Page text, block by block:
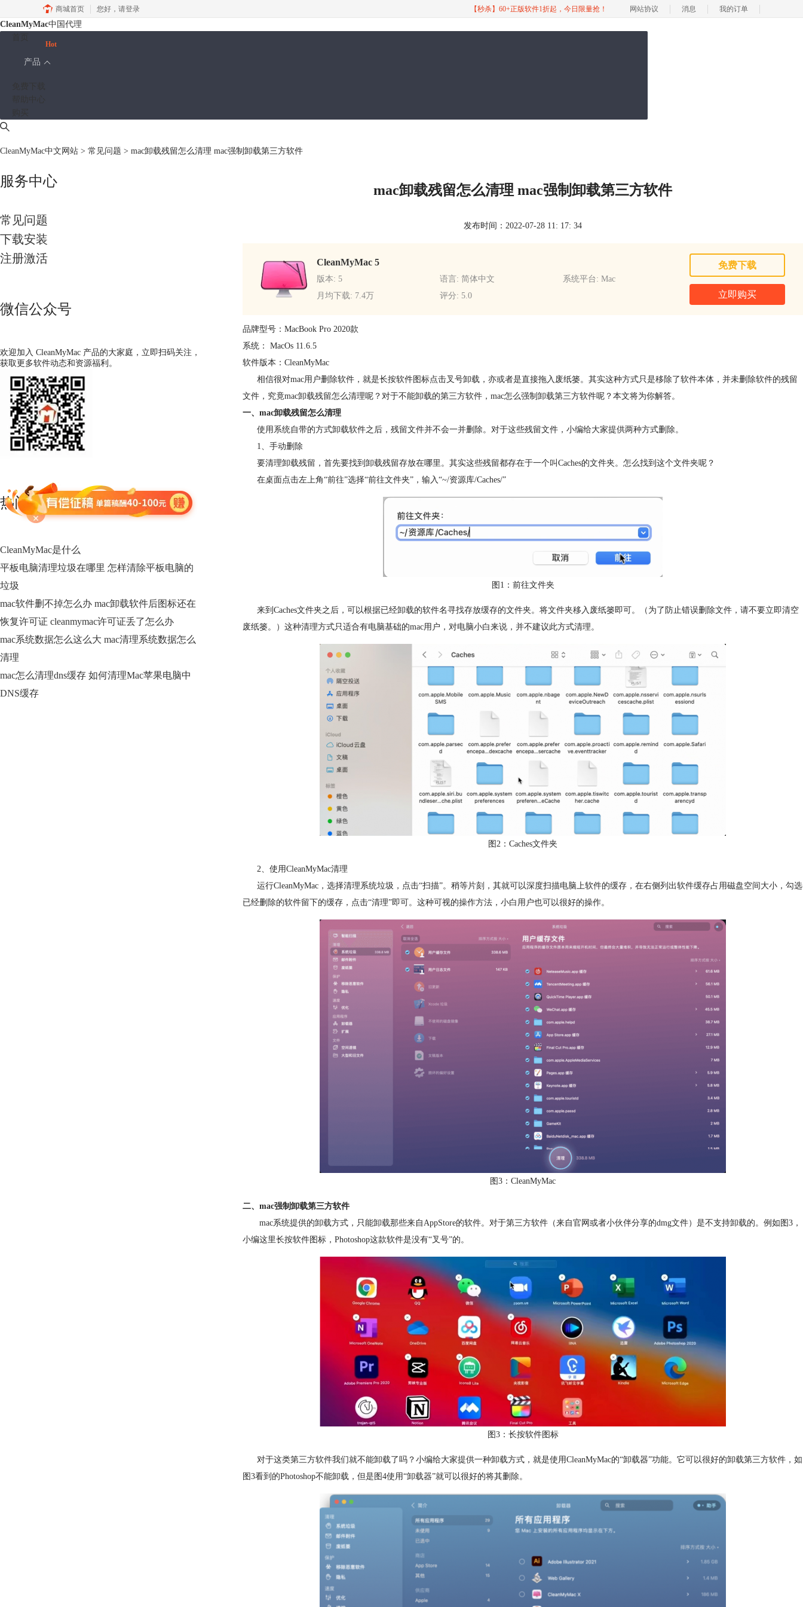
商城首页 您好， 请登录 【秒杀】60+正版软件1折起，今日限量抢！ 网站协议 消息 我的订单
CleanMyMac中国代理
产品
Hot
CleanMyMac中文网站 > 常见问题 > mac卸载残留怎么清理 mac强制卸载第三方软件
服务中心
常见问题
下载安装
注册激活
微信公众号
欢迎加入 CleanMyMac 产品的大家庭，立即扫码关注，
获取更多软件动态和资源福利。
热门文章
CleanMyMac是什么
平板电脑清理垃圾在哪里 怎样清除平板电脑的
垃圾
mac软件删不掉怎么办 mac卸载软件后图标还在
恢复许可证 cleanmymac许可证丢了怎么办
mac系统数据怎么这么大 mac清理系统数据怎么
清理
mac怎么清理dns缓存 如何清理Mac苹果电脑中
DNS缓存
mac卸载残留怎么清理 mac强制卸载第三方软件
发布时间：2022-07-28 11: 17: 34
CleanMyMac 5
版本: 5 语言: 简体中文
系统平台: Mac
月均下载: 7.4万
评分: 5.0
免费下载
立即购买
品牌型号：MacBook Pro 2020款
系统： MacOs 11.6.5
软件版本：CleanMyMac
相信很对mac用户删除软件，就是长按软件图标点击叉号卸载，亦或者是直接拖入废纸篓。其实这种方式只是移除了软件本体，并未删除软件的残留
文件，究竟mac卸载残留怎么清理呢？对于不能卸载的第三方软件，mac怎么强制卸载第三方软件呢？本文将为你解答。
一、mac卸载残留怎么清理
使用系统自带的方式卸载软件之后，残留文件并不会一并删除。对于这些残留文件，小编给大家提供两种方式删除。
1、手动删除
要清理卸载残留，首先要找到卸载残留存放在哪里。其实这些残留都存在于一个叫Caches的文件夹。怎么找到这个文件夹呢？
在桌面点击左上角“前往”选择“前往文件夹”，输入“~/资源库/Caches/”
图1：前往文件夹
来到Caches文件夹之后，可以根据已经卸载的软件名寻找存放缓存的文件夹。将文件夹移入废纸篓即可。（为了防止错误删除文件，请不要立即清空
废纸篓。）这种清理方式只适合有电脑基础的mac用户，对电脑小白来说，并不建议此方式清理。
图2：Caches文件夹
2、使用CleanMyMac清理
运行CleanMyMac，选择清理系统垃圾，点击“扫描”。稍等片刻，其就可以深度扫描电脑上软件的缓存，在右侧列出软件缓存占用磁盘空间大小，勾选
已经删除的软件留下的缓存，点击“清理”即可。这种可视的操作方法，小白用户也可以很好的操作。
图3：CleanMyMac
二、mac强制卸载第三方软件
mac系统提供的卸载方式，只能卸载那些来自AppStore的软件。对于第三方软件（来自官网或者小伙伴分享的dmg文件）是不支持卸载的。例如图3，
小编这里长按软件图标，Photoshop这款软件是没有“叉号”的。
图3：长按软件图标
对于这类第三方软件我们就不能卸载了吗？小编给大家提供一种卸载方式，就是使用CleanMyMac的“卸载器”功能。它可以很好的卸载第三方软件，如
图3看到的Photoshop不能卸载，但是图4使用“卸载器”就可以很好的将其删除。